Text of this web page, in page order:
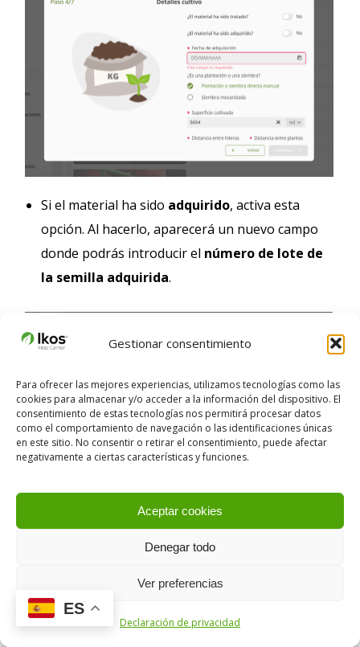
Gestionar consentimiento
Para ofrecer las mejores experiencias, utilizamos tecnologías como las
cookies para almacenar y/o acceder a la información del dispositivo. El
consentimiento de estas tecnologías nos permitirá procesar datos
como el comportamiento de navegación o las identificaciones únicas
en este sitio. No consentir o retirar el consentimiento, puede afectar
negativamente a ciertas características y funciones.
Aceptar cookies
Denegar todo
Ver preferencias
Declaración de privacidad
Si el material ha sido adquirido, activa esta
opción. Al hacerlo, aparecerá un nuevo campo
donde podrás introducir el número de lote de
la semilla adquirida.
↪︎ Si eliges plantación o siembra directa
Completa la
entre hilerasy laDistancia entre plantas
ES